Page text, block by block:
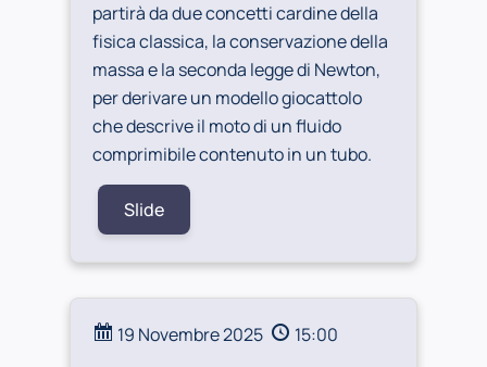
partirà da due concetti cardine della
fisica classica, la conservazione della
massa e la seconda legge di Newton,
per derivare un modello giocattolo
che descrive il moto di un fluido
comprimibile contenuto in un tubo.
Slide
19 Novembre 2025 15:00